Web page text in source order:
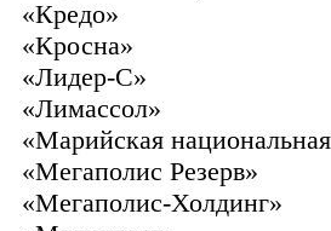
«Кредо»
«Кросна»
«Лидер-С»
«Лимассол»
«Марийская
«Мегаполис Резерв»
«Мегаполис-Холдинг»